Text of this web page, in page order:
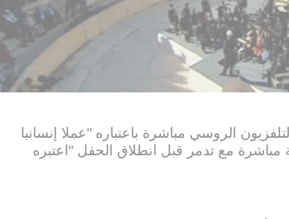
الروسي مباشرة باعتباره "عملا إنسانيا
مباشرة مع تدمر قبل انطلاق الحفل "اعتبره